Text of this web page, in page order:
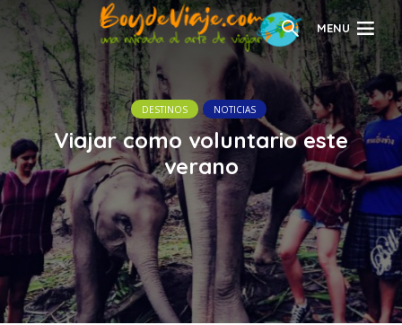
MENU
DESTINOS NOTICIAS
Viajar como voluntario este
verano